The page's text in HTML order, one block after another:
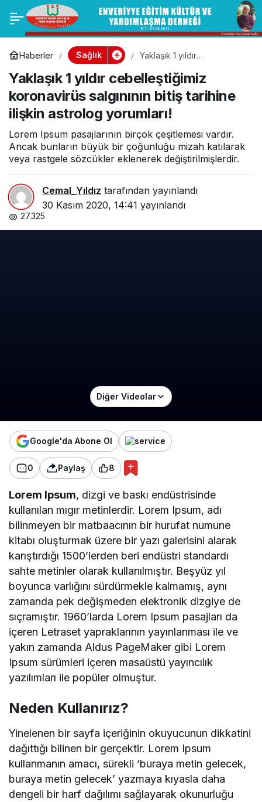
Haberler Sağlık
Yaklaşık 1 yıldır
salgınının bitiş tarihine ilişkin
astrolog yorumları!
Yaklaşık 1 yıldır cebelleştiğimiz
koronavirüs salgınının bitiş tarihine
ilişkin astrolog yorumları!
Lorem Ipsum pasajlarının birçok çeşitlemesi vardır.
Ancak bunların büyük bir çoğunluğu mizah katılarak
veya rastgele sözcükler eklenerek değiştirilmişlerdir.
Cemal_Yıldız tarafından yayınlandı
30 Kasım 2020, 14:41 yayınlandı
27.325
Diğer Videolar
Google'da Abone Ol
0 Paylaş 8
Lorem Ipsum, dizgi ve baskı endüstrisinde
kullanılan mıgır metinlerdir. Lorem Ipsum, adı
bilinmeyen bir matbaacının bir hurufat numune
kitabı oluşturmak üzere bir yazı galerisini alarak
karıştırdığı 1500’lerden beri endüstri standardı
sahte metinler olarak kullanılmıştır. Beşyüz yıl
boyunca varlığını sürdürmekle kalmamış, aynı
zamanda pek değişmeden elektronik dizgiye de
sıçramıştır. 1960’larda Lorem Ipsum pasajları da
içeren Letraset yapraklarının yayınlanması ile ve
yakın zamanda Aldus PageMaker gibi Lorem
Ipsum sürümleri içeren masaüstü yayıncılık
yazılımları ile popüler olmuştur.
Neden Kullanırız?
Yinelenen bir sayfa içeriğinin okuyucunun dikkatini
dağıttığı bilinen bir gerçektir. Lorem Ipsum
kullanmanın amacı, sürekli ‘buraya metin gelecek,
buraya metin gelecek’ yazmaya kıyasla daha
dengeli bir harf dağılımı sağlayarak okunurluğu
Kısıtlamayı ihlal eden
71 yaşındaki sürücü
maskesiz ve alkollü
yakalandı
0 Paylaş